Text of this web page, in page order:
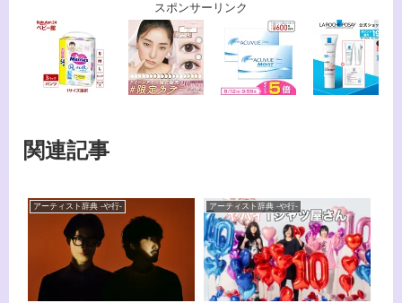
スポンサーリンク
関連記事
アーティスト辞典 -や行- アーティスト辞典 -や行-